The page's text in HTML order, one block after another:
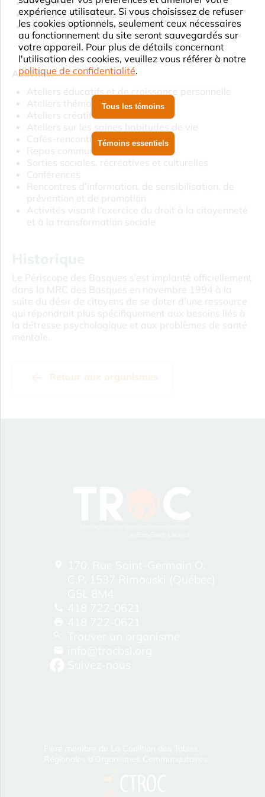
Formation
Renvoi à des ressources plus spécialisées
Information et documentation
Activités:
Ateliers éducatifs et de croissance personnelle
Ateliers thématiques
Ateliers créatifs
Ateliers sur les saines habitudes de vie
Cafés-rencontres
Repas communautaires
Sorties sociales, récréatives et culturelles
Conférences
Rencontres d’information, de sensibilisation, de
prévention et de promotion
Activités visant l’exercice du droit à la citoyenneté
et à la transformation sociale
Le Périscope des Basques s’est implanté officiellement
dans la MRC des Basques en novembre 1994 à la
suite du désir de citoyens de se doter d’une ressource
qui répondrait plus spécifiquement aux besoins liés à
la détresse psychologique et aux problèmes de santé
mentale.
Retour aux organismes
expérience utilisateur. Si vous choisissez de refuser
les cookies optionnels, seulement ceux nécessaires
au fonctionnement du site seront sauvegardés sur
votre appareil. Pour plus de détails concernant
l'utilisation des cookies, veuillez vous référer à notre
politique de confidentialité.
Tous les témoins
Témoins essentiels